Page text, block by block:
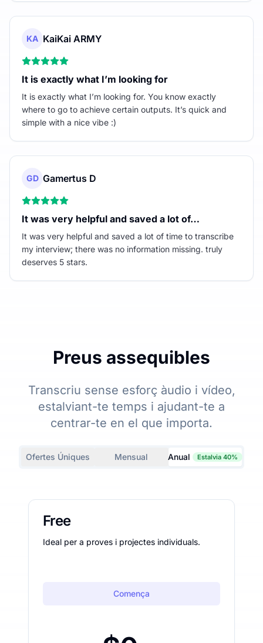
KA KaiKai ARMY
It is exactly what I’m looking for
It is exactly what I’m looking for. You know exactly
where to go to achieve certain outputs. It’s quick and
simple with a nice vibe :)
GD Gamertus D
It was very helpful and saved a lot of…
It was very helpful and saved a lot of time to transcribe
my interview; there was no information missing. truly
deserves 5 stars.
Preus assequibles
Transcriu sense esforç àudio i vídeo,
estalviant-te temps i ajudant-te a
centrar-te en el que importa.
Ofertes Úniques Mensual Anual Estalvia 40%
Free
Ideal per a proves i projectes individuals.
Comença